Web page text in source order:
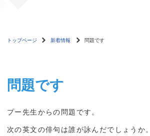
トップページ 新着情報 問題です
問題です
プー先生からの問題です。
次の英文の俳句は誰が詠んだでしょうか。